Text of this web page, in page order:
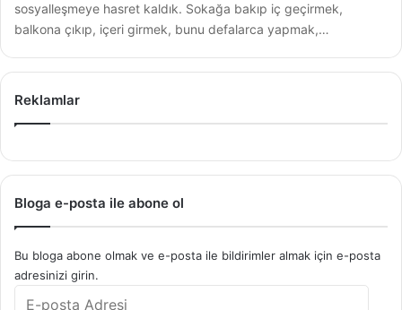
sosyalleşmeye hasret kaldık. Sokağa bakıp iç geçirmek,
balkona çıkıp, içeri girmek, bunu defalarca yapmak,…
Reklamlar
Bloga e-posta ile abone ol
Bu bloga abone olmak ve e-posta ile bildirimler almak için e-posta
adresinizi girin.